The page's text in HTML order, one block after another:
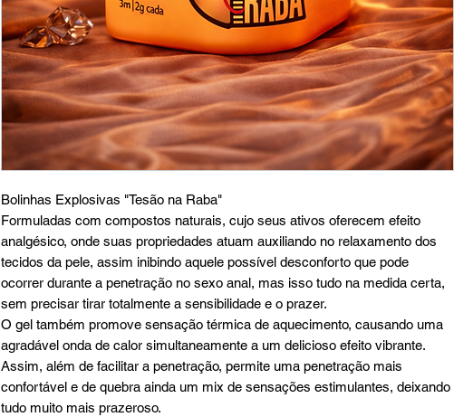
Bolinhas Explosivas "Tesão na Raba"
Formuladas com compostos naturais, cujo seus ativos oferecem efeito
analgésico, onde suas propriedades atuam auxiliando no relaxamento dos
tecidos da pele, assim inibindo aquele possível desconforto que pode
ocorrer durante a penetração no sexo anal, mas isso tudo na medida certa,
sem precisar tirar totalmente a sensibilidade e o prazer.
O gel também promove sensação térmica de aquecimento, causando uma
agradável onda de calor simultaneamente a um delicioso efeito vibrante.
Assim, além de facilitar a penetração, permite uma penetração mais
confortável e de quebra ainda um mix de sensações estimulantes, deixando
tudo muito mais prazeroso.